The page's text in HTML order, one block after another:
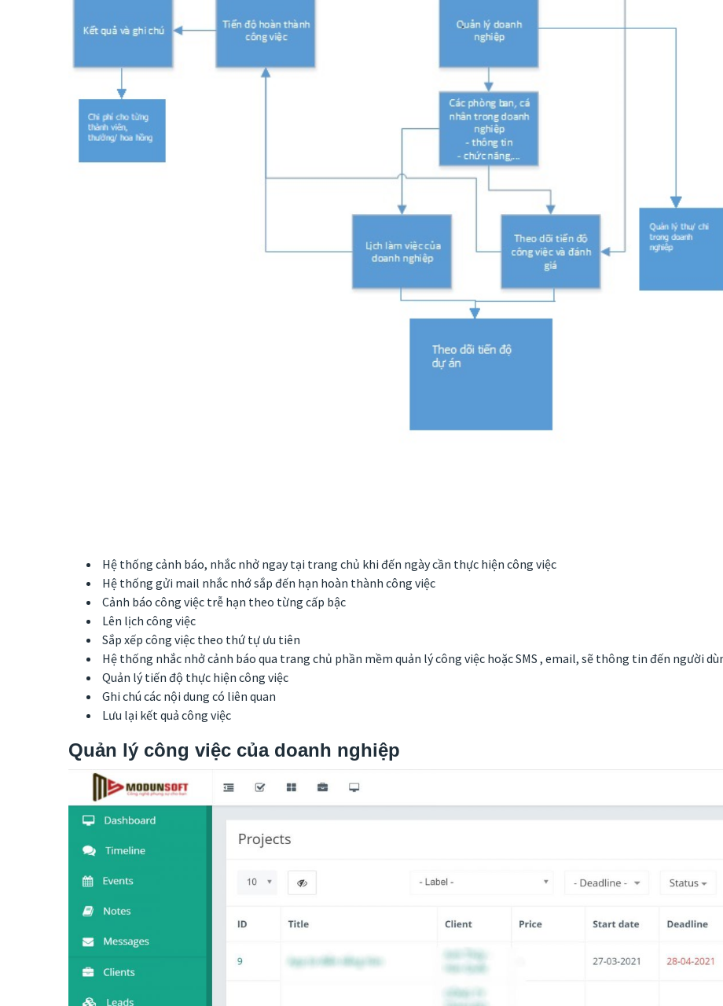
Hệ thống cảnh báo, nhắc nhở ngay tại trang chủ khi đến ngày cần thực hiện công việc
Hệ thống gửi mail nhắc nhớ sắp đến hạn hoàn thành công việc
Cảnh báo công việc trễ hạn theo từng cấp bậc
Lên lịch công việc
Sắp xếp công việc theo thứ tự ưu tiên
Hệ thống nhắc nhở cảnh báo qua trang chủ phần mềm quản lý công việc hoặc SMS , email, sẽ thông tin đến người
Quản lý tiến độ thực hiện công việc
Ghi chú các nội dung có liên quan
Lưu lại kết quả công việc
Quản lý công việc của doanh nghiệp